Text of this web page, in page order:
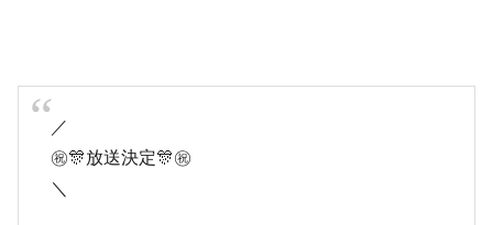
／
㊗🎊放送決定🎊㊗
＼